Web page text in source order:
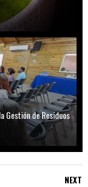
Gestión de Residuos
NEXT